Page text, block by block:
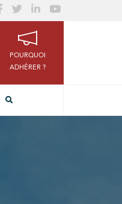
POURQUOI
ADHÉRER ?